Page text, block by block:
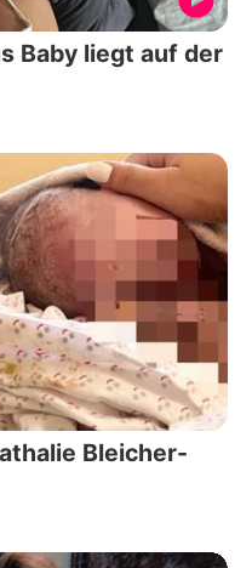
Baby liegt auf der
Bleicher-